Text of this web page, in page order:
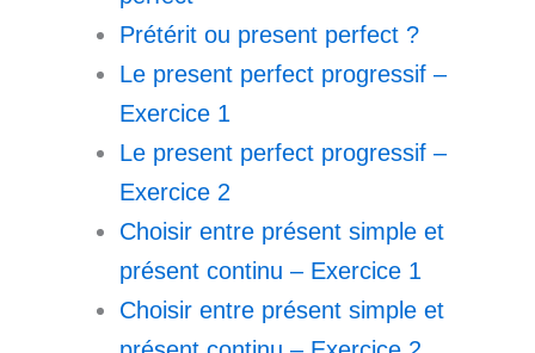
Prétérit ou present perfect ?
Le present perfect progressif –
Exercice 1
Le present perfect progressif –
Exercice 2
Choisir entre présent simple et
présent continu – Exercice 1
Choisir entre présent simple et